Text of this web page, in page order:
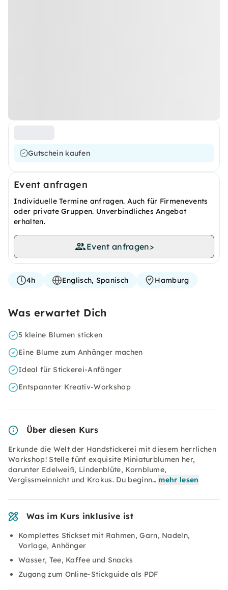
Gutschein kaufen
Event anfragen
Individuelle Termine anfragen. Auch für Firmenevents
oder private Gruppen. Unverbindliches Angebot
erhalten.
Event anfragen>
4h Englisch, Spanisch Hamburg
Was erwartet Dich
5 kleine Blumen sticken
Eine Blume zum Anhänger machen
Ideal für Stickerei-Anfänger
Entspannter Kreativ-Workshop
Über diesen Kurs
Erkunde die Welt der Handstickerei mit diesem herrlichen
Workshop! Stelle fünf exquisite Miniaturblumen her,
darunter Edelweiß, Lindenblüte, Kornblume,
Vergissmeinnicht und Krokus. Du beginn… mehr lesen
Was im Kurs inklusive ist
Komplettes Stickset mit Rahmen, Garn, Nadeln,
Vorlage, Anhänger
Wasser, Tee, Kaffee und Snacks
Zugang zum Online-Stickguide als PDF